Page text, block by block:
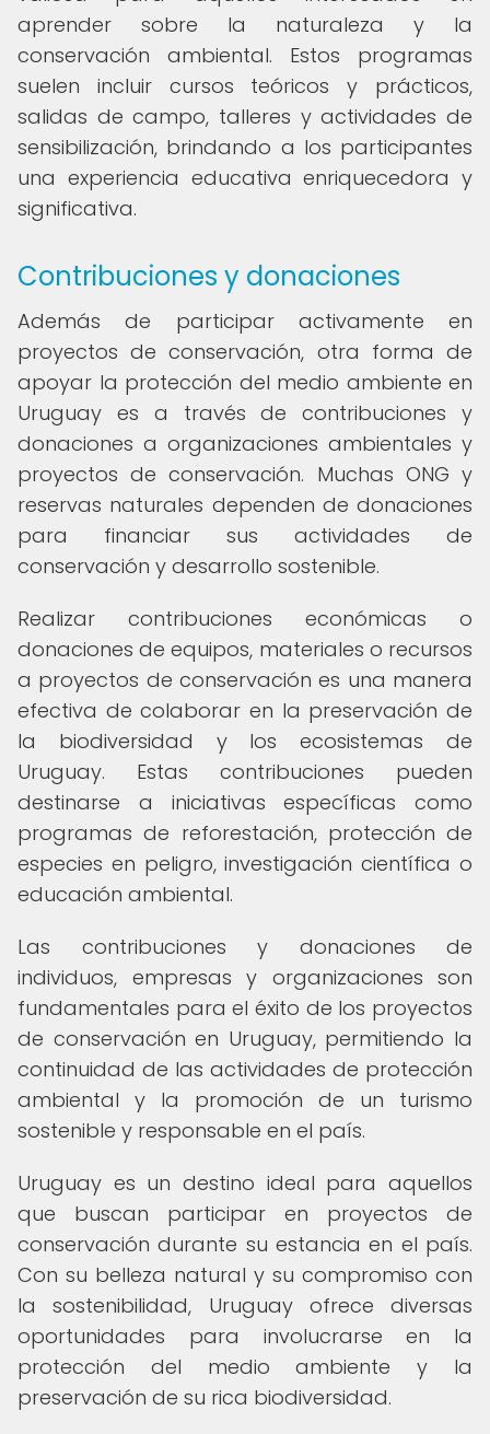
aprender sobre la naturaleza y la
conservación ambiental. Estos programas
suelen incluir cursos teóricos y prácticos,
salidas de campo, talleres y actividades de
sensibilización, brindando a los participantes
una experiencia educativa enriquecedora y
significativa.
Contribuciones y donaciones
Además de participar activamente en
proyectos de conservación, otra forma de
apoyar la protección del medio ambiente en
Uruguay es a través de contribuciones y
donaciones a organizaciones ambientales y
proyectos de conservación. Muchas ONG y
reservas naturales dependen de donaciones
para financiar sus actividades de
conservación y desarrollo sostenible.
Realizar contribuciones económicas o
donaciones de equipos, materiales o recursos
a proyectos de conservación es una manera
efectiva de colaborar en la preservación de
la biodiversidad y los ecosistemas de
Uruguay. Estas contribuciones pueden
destinarse a iniciativas específicas como
programas de reforestación, protección de
especies en peligro, investigación científica o
educación ambiental.
Las contribuciones y donaciones de
individuos, empresas y organizaciones son
fundamentales para el éxito de los proyectos
de conservación en Uruguay, permitiendo la
continuidad de las actividades de protección
ambiental y la promoción de un turismo
sostenible y responsable en el país.
Uruguay es un destino ideal para aquellos
que buscan participar en proyectos de
conservación durante su estancia en el país.
Con su belleza natural y su compromiso con
la sostenibilidad, Uruguay ofrece diversas
oportunidades para involucrarse en la
protección del medio ambiente y la
preservación de su rica biodiversidad.